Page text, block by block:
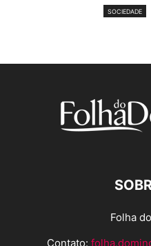
SOCIEDADE
Folha
Contato: